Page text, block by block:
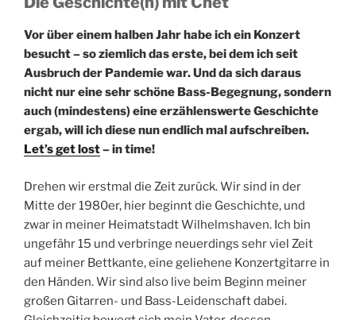
Vor über einem halben Jahr habe ich ein Konzert
besucht – so ziemlich das erste, bei dem ich seit
Ausbruch der Pandemie war. Und da sich daraus
nicht nur eine sehr schöne Bass-Begegnung, sondern
auch (mindestens) eine erzählenswerte Geschichte
ergab, will ich diese nun endlich mal aufschreiben.
Let’s get lost– in time!
Drehen wir erstmal die Zeit zurück. Wir sind in der
Mitte der 1980er, hier beginnt die Geschichte, und
zwar in meiner Heimatstadt Wilhelmshaven. Ich bin
ungefähr 15 und verbringe neuerdings sehr viel Zeit
auf meiner Bettkante, eine geliehene Konzertgitarre in
den Händen. Wir sind also live beim Beginn meiner
großen Gitarren- und Bass-Leidenschaft dabei.